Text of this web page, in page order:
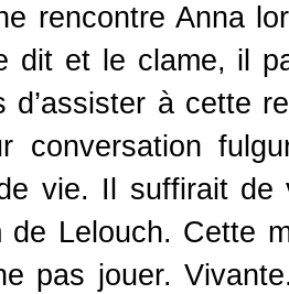
rencontre Anna
dit et le clame, il
d’assister à cette
conversation
vie. Il suffirait de
de Lelouch. Cette
pas jouer.